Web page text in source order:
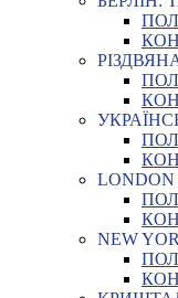
LONDON
NEW